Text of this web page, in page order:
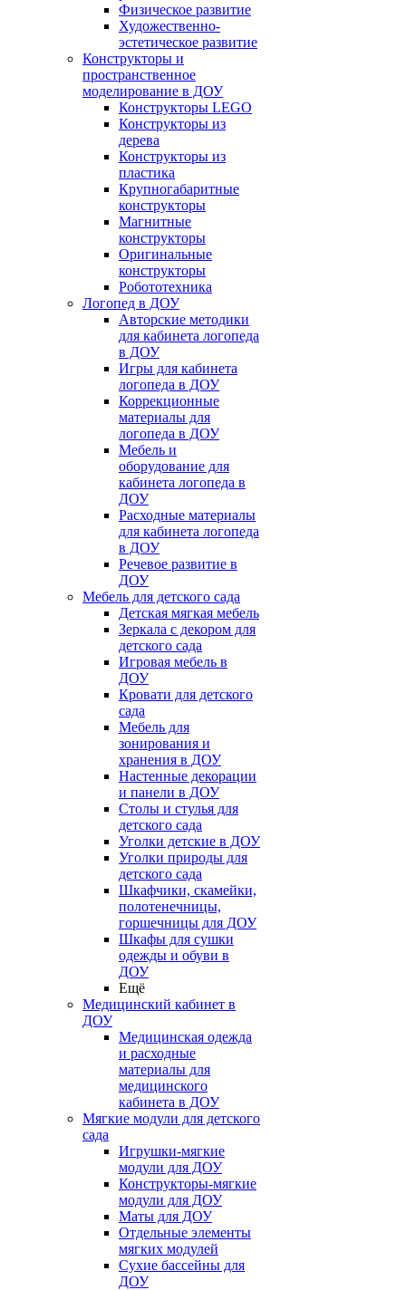
Физическое развитие
Художественно-
эстетическое развитие
Конструкторы и
пространственное
моделирование в ДОУ
Конструкторы LEGO
Конструкторы из
дерева
Конструкторы из
пластика
Крупногабаритные
конструкторы
Магнитные
конструкторы
Оригинальные
конструкторы
Робототехника
Логопед в ДОУ
Авторские методики
для кабинета логопеда
в ДОУ
Игры для кабинета
логопеда в ДОУ
Коррекционные
материалы для
логопеда в ДОУ
Мебель и
оборудование для
кабинета логопеда в
ДОУ
Расходные материалы
для кабинета логопеда
в ДОУ
Речевое развитие в
ДОУ
Мебель для детского сада
Детская мягкая мебель
Зеркала с декором для
детского сада
Игровая мебель в
ДОУ
Кровати для детского
сада
Мебель для
зонирования и
хранения в ДОУ
Настенные декорации
и панели в ДОУ
Столы и стулья для
детского сада
Уголки детские в ДОУ
Уголки природы для
детского сада
Шкафчики, скамейки,
полотенечницы,
горшечницы для ДОУ
Шкафы для сушки
одежды и обуви в
ДОУ
Ещё
Медицинский кабинет в
ДОУ
Медицинская одежда
и расходные
материалы для
медицинского
кабинета в ДОУ
Мягкие модули для детского
сада
Игрушки-мягкие
модули для ДОУ
Конструкторы-мягкие
модули для ДОУ
Маты для ДОУ
Отдельные элементы
мягких модулей
Сухие бассейны для
ДОУ